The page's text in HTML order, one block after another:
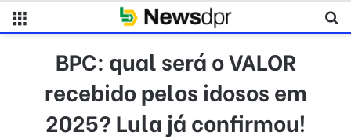
BPC: qual será o VALOR
recebido pelos idosos em
2025? Lula já confirmou!